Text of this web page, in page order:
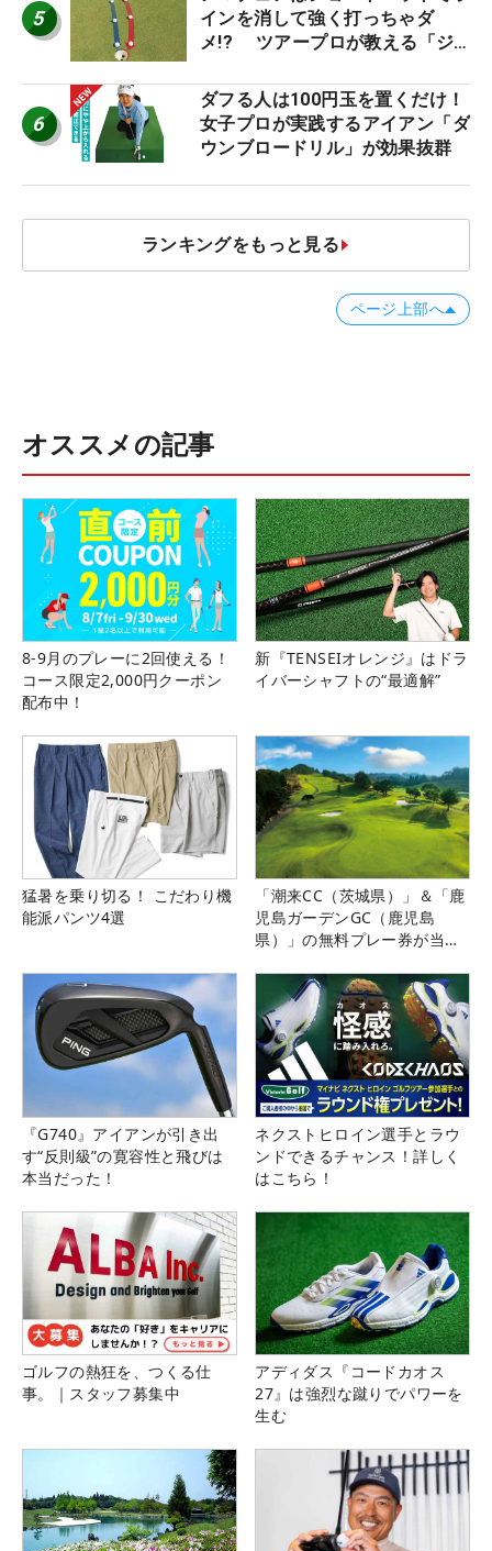
5
インを消して強く打っちゃダ
メ!? ツアープロが教える「ジ
減するワケ
6
ダフる人は100円玉を置くだけ！
女子プロが実践するアイアン「ダ
ウンブロードリル」が効果抜群
ランキングをもっと見る
ページ上部へ
オススメの記事
8-9月のプレーに2回使える！
コース限定2,000円クーポン
配布中！
新『TENSEIオレンジ』はドラ
イバーシャフトの“最適解”
猛暑を乗り切る！ こだわり機
能派パンツ4選
「潮来CC（茨城県）」＆「鹿
児島ガーデンGC（鹿児島
県）」の無料プレー券が当た
『G740』アイアンが引き出
す“反則級”の寛容性と飛びは
本当だった！
ネクストヒロイン選手とラウ
ンドできるチャンス！詳しく
はこちら！
ゴルフの熱狂を、つくる仕
事。｜スタッフ募集中
アディダス『コードカオス
27』は強烈な蹴りでパワーを
生む